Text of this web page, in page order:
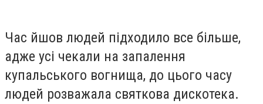
Час йшов людей підходило все більше,
адже усі чекали на запалення
купальського вогнища, до цього часу
людей розважала святкова дискотека.